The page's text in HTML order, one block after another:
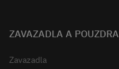
ZAVAZADLA A POUZDRA
Zavazadla